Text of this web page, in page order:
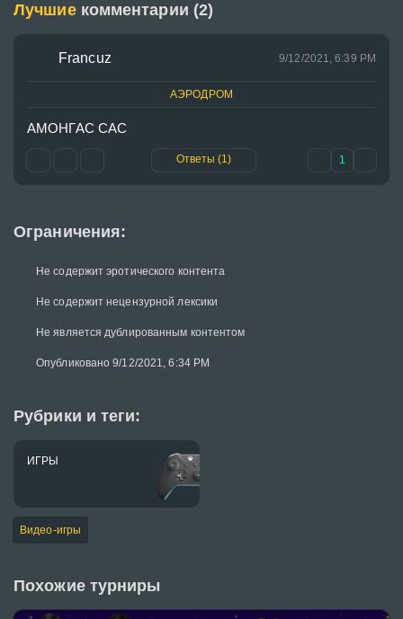
Ограничения:
Не содержит эротического контента
Не содержит нецензурной лексики
Не является дублированным контентом
Опубликовано 9/12/2021, 6:34 PM
Рубрики и теги:
ИГРЫ
Видео-игры
Лучшие комментарии (2)
Francuz 9/12/2021, 6:39 PM
АЭРОДРОМ
АМОНГАС САС
Ответы (1) 1
Похожие турниры